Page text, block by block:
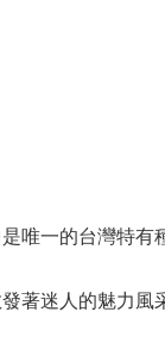
唯一的台灣特有
著迷人的魅力風